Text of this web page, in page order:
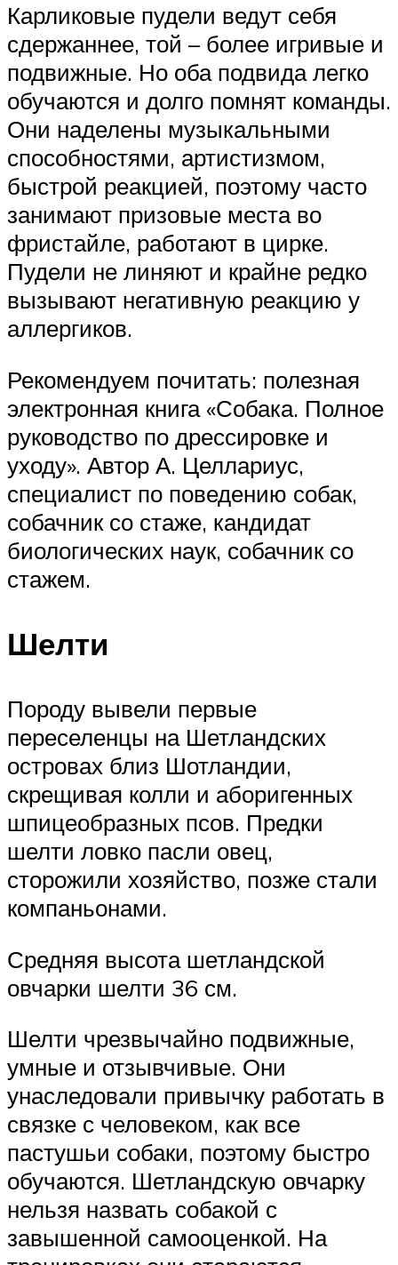
Карликовые пудели ведут себя
сдержаннее, той – более игривые и
подвижные. Но оба подвида легко
обучаются и долго помнят команды.
Они наделены музыкальными
способностями, артистизмом,
быстрой реакцией, поэтому часто
занимают призовые места во
фристайле, работают в цирке.
Пудели не линяют и крайне редко
вызывают негативную реакцию у
аллергиков.
Рекомендуем почитать: полезная
электронная книга «Собака. Полное
руководство по дрессировке и
уходу». Автор А. Целлариус,
специалист по поведению собак,
собачник со стаже, кандидат
биологических наук, собачник со
стажем.
Шелти
Породу вывели первые
переселенцы на Шетландских
островах близ Шотландии,
скрещивая колли и аборигенных
шпицеобразных псов. Предки
шелти ловко пасли овец,
сторожили хозяйство, позже стали
компаньонами.
Средняя высота шетландской
овчарки шелти 36 см.
Шелти чрезвычайно подвижные,
умные и отзывчивые. Они
унаследовали привычку работать в
связке с человеком, как все
пастушьи собаки, поэтому быстро
обучаются. Шетландскую овчарку
нельзя назвать собакой с
завышенной самооценкой. На